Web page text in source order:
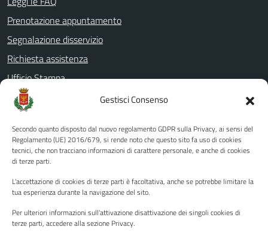
Gestisci Consenso
Secondo quanto disposto dal nuovo regolamento GDPR sulla Privacy, ai sensi del
Regolamento (UE) 2016/679, si rende noto che questo sito fa uso di cookies
tecnici, che non tracciano informazioni di carattere personale, e anche di cookies
di terze parti.
L'accettazione di cookies di terze parti è facoltativa, anche se potrebbe limitare la
tua esperienza durante la navigazione del sito.
Per ulteriori informazioni sull'attivazione disattivazione dei singoli cookies di
terze parti, accedere alla sezione Privacy.
Prenotazione appuntamento
Segnalazione disservizio
Richiesta assistenza
Ufficio Stampa
Amministrazione Trasparente
Albo pretorio
Informativa privacy
Note legali
Piano di miglioramento del sito